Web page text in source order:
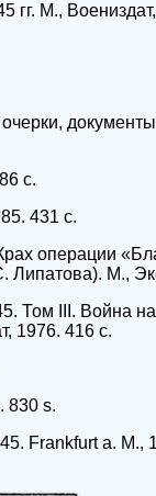
гг. М.,
с.
431 с.
операции
Липатова). М.,
Том III. Война
1976. 416 с.
830 s.
Frankfurt a. M.,